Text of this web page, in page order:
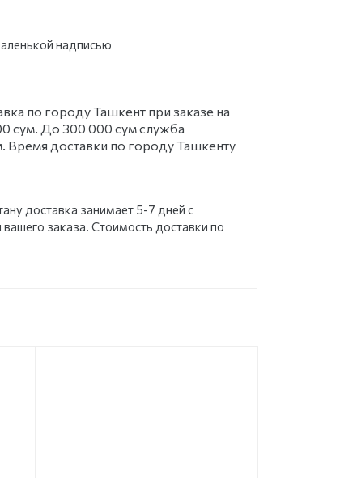
надписью
по городу Ташкент при заказе на
сум. До 300 000 сум служба
Время доставки по городу Ташкенту
доставка занимает 5-7 дней с
заказа. Стоимость доставки по